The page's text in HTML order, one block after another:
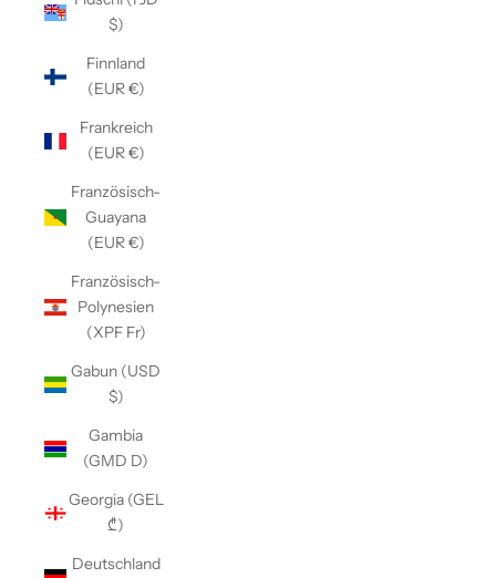
$)
Finnland
(EUR €)
Frankreich
(EUR €)
Französisch-
Guayana
(EUR €)
Französisch-
Polynesien
(XPF Fr)
Gabun (USD
$)
Gambia
(GMD D)
Georgia (GEL
₾)
Deutschland